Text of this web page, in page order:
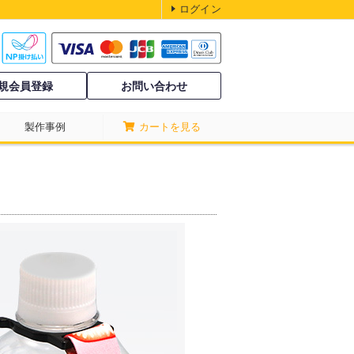
ログイン
会員登録 お問い合わせ
製作事例 カートを見る